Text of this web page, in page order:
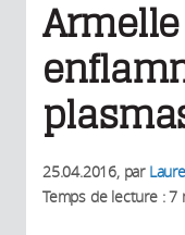
25.04.2016, par
Temps de lecture : 7